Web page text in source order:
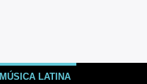
MÚSICA LATINA